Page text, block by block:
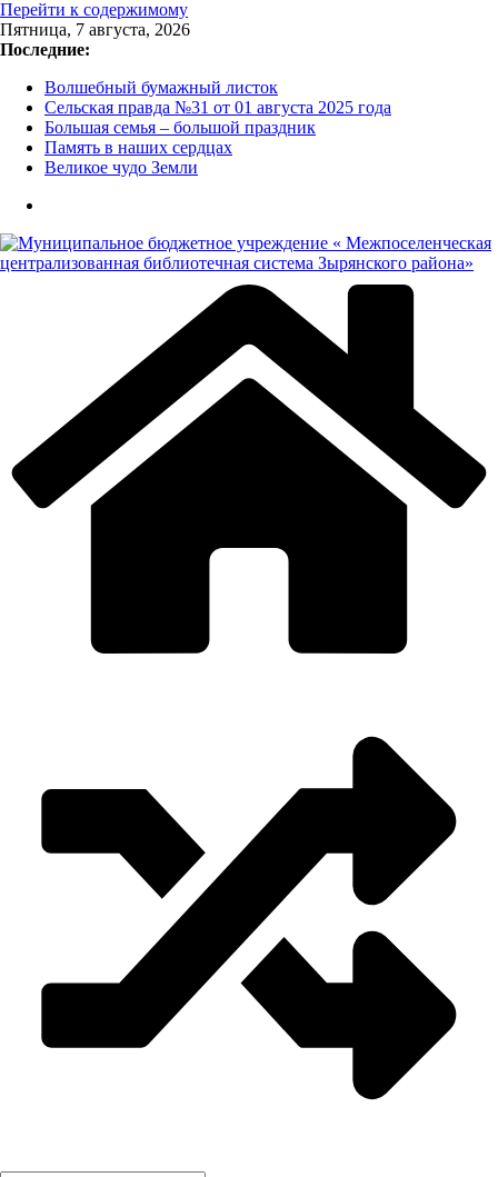
Перейти к содержимому
Пятница, 7 августа, 2026
Последние:
Волшебный бумажный листок
Сельская правда №31 от 01 августа 2025 года
Большая семья – большой праздник
Память в наших сердцах
Великое чудо Земли